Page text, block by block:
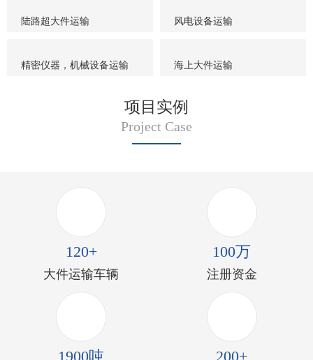
陆路超大件运输 风电设备运输
精密仪器，机械设备运输 海上大件运输
项目实例
Project Case
120+
大件运输车辆
100万
注册资金
1900吨 200+